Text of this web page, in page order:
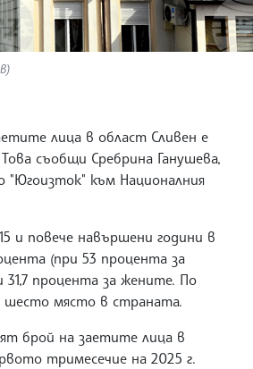
лица в област Сливен е
съобщи Сребрина Ганушева,
"Югоизток" към Националния
и повече навършени години в
(при 53 процента за
процента за жените. По
шесто място в страната.
брой на заетите лица в
тримесечие на 2025 г.